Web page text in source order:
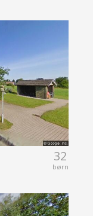
32
børn